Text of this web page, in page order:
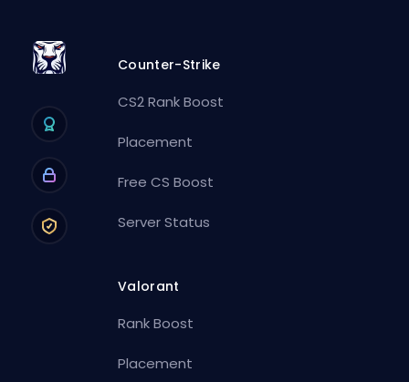
Counter-Strike
CS2 Rank Boost
Placement
Free CS Boost
Server Status
Valorant
Rank Boost
Placement